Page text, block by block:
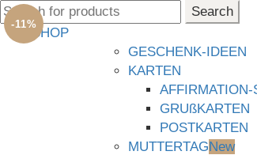
Search
for:
Search
SHOP
GESCHENK-IDEEN
KARTEN
AFFIRMATION-
GRUßKARTEN
POSTKARTEN
MUTTERTAGNew
-11%